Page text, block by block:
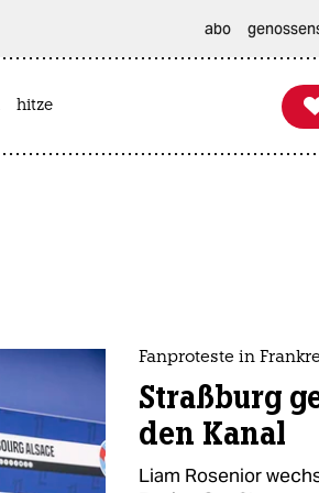
abo
hitze
Fanproteste in
Straßburg
den Kanal
Liam Rosenior